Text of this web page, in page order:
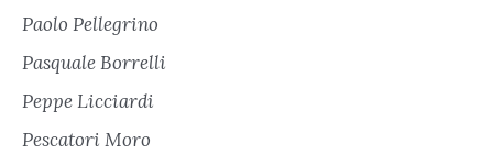
Paolo Pellegrino
Pasquale Borrelli
Peppe Licciardi
Pescatori Moro